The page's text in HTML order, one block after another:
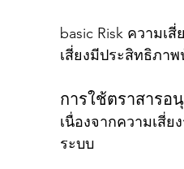
basic Risk ความเ
เสี่ยงมีประสิทธิภา
การใช้ตราสารอ
เนื่องจากความเสี่
ระบบ